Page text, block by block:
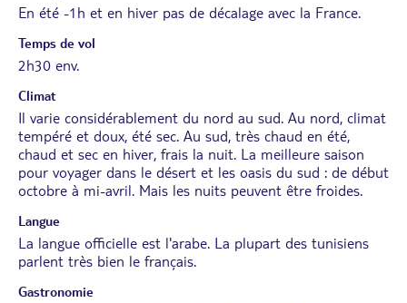
En été -1h et en hiver pas de décalage avec la France.
Temps de vol
2h30 env.
Climat
Il varie considérablement du nord au sud. Au nord, climat
tempéré et doux, été sec. Au sud, très chaud en été,
chaud et sec en hiver, frais la nuit. La meilleure saison
pour voyager dans le désert et les oasis du sud : de début
octobre à mi-avril. Mais les nuits peuvent être froides.
Langue
La langue officielle est l'arabe. La plupart des tunisiens
parlent très bien le français.
Gastronomie